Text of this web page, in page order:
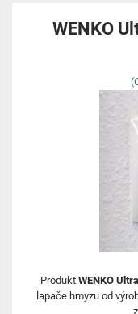
WENKO
Produkt WENKO
lapače hmyzu od